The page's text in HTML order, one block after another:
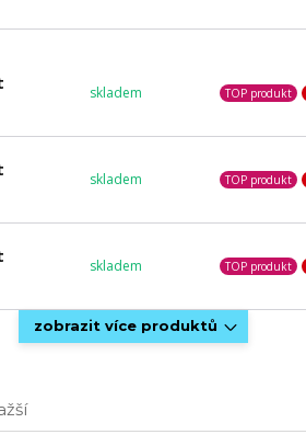
skladem TOP produkt
skladem TOP produkt
skladem TOP produkt
zobrazit více produktů